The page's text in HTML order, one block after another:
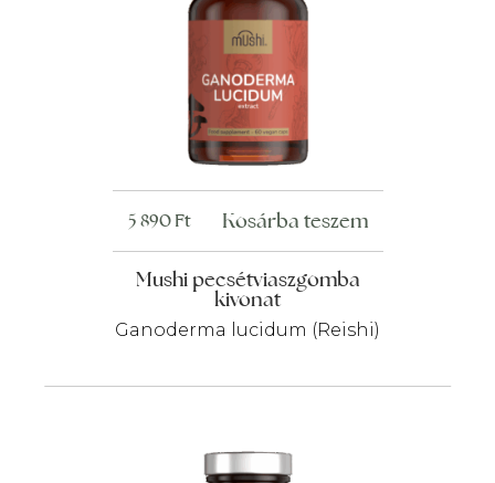
Mushi pecsétviaszgomba
kivonat
Ganoderma lucidum (Reishi)
5 890Ft Kosárba teszem